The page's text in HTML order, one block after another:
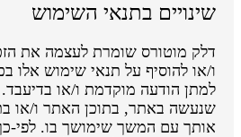
שינויים בתנאי השימוש
דלק מוטורס שומרת לעצמה את
ו/או להוסיף על תנאי שימוש אלו
למתן הודעה מוקדמת ו/או בדיעבד.
שנעשה באתר, בתוכן האתר ו/או
אותך עם המשך שימושך בו. לפי-כך,